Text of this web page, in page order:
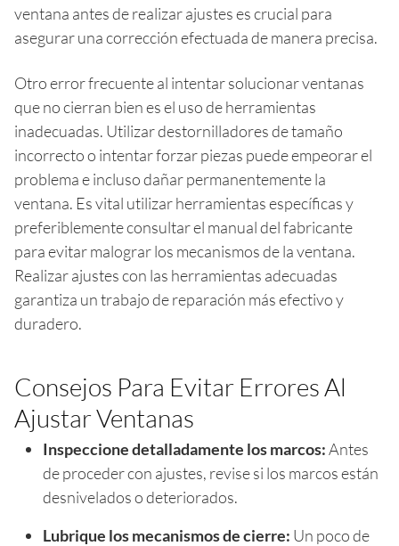
ventana antes de realizar ajustes es crucial para
asegurar una corrección efectuada de manera precisa.
Otro error frecuente al intentar solucionar ventanas
que no cierran bien es el uso de herramientas
inadecuadas. Utilizar destornilladores de tamaño
incorrecto o intentar forzar piezas puede empeorar el
problema e incluso dañar permanentemente la
ventana. Es vital utilizar herramientas específicas y
preferiblemente consultar el manual del fabricante
para evitar malograr los mecanismos de la ventana.
Realizar ajustes con las herramientas adecuadas
garantiza un trabajo de reparación más efectivo y
duradero.
Consejos Para Evitar Errores Al
Ajustar Ventanas
Inspeccione detalladamente los marcos:Antes
de proceder con ajustes, revise si los marcos están
desnivelados o deteriorados.
Lubrique los mecanismos de cierre: Un poco de